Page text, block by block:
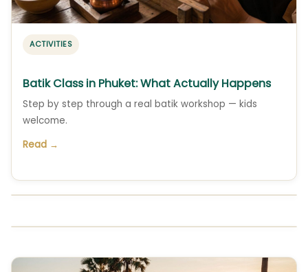
ACTIVITIES
Batik Class in Phuket: What Actually Happens
Step by step through a real batik workshop — kids
welcome.
Read →